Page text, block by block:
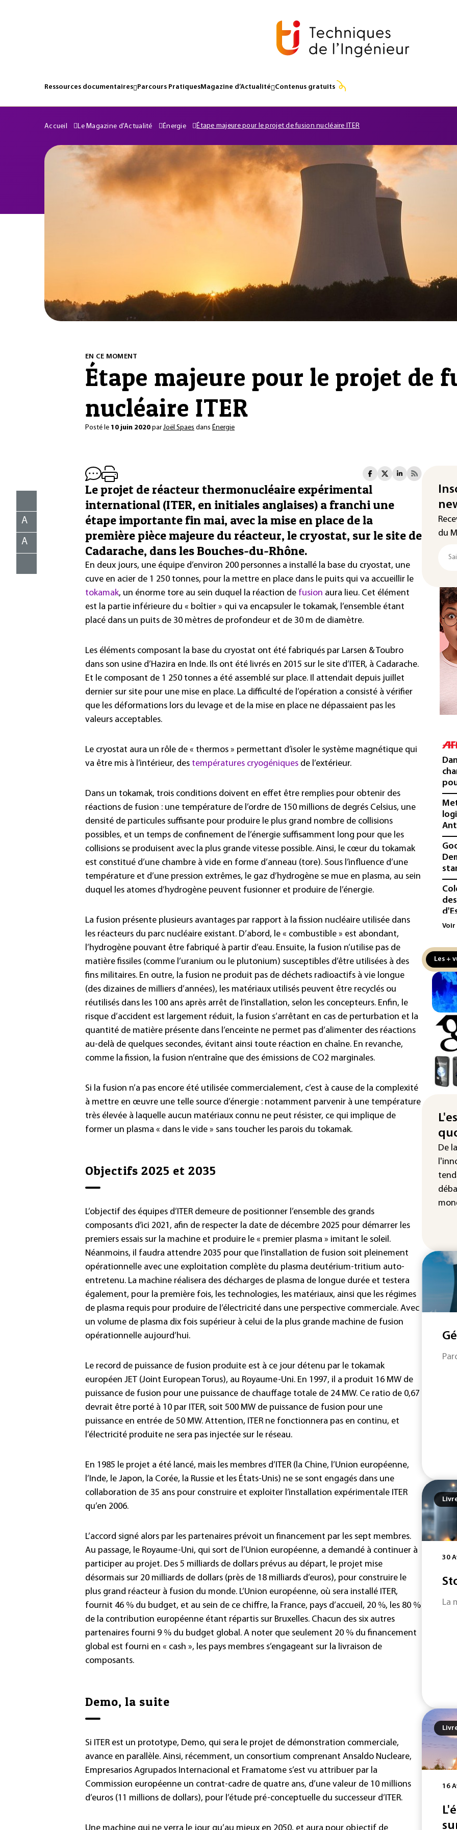
Ressources documentaires Parcours PratiquesMagazine d’Actualité Contenus gratuits
Accueil Le Magazine d'Actualité Énergie Étape majeure pour le projet de fusion nucléaire ITER
EN CE MOMENT
Étape majeure pour le projet de
nucléaire ITER
Posté le 10 juin 2020 parJoël Spaes dans Énergie
A
A
Le projet de réacteur thermonucléaire expérimental
international (ITER, en initiales anglaises) a franchi une
étape importante fin mai, avec la mise en place de la
première pièce majeure du réacteur, le cryostat, sur le site de
Cadarache, dans les Bouches-du-Rhône.
En deux jours, une équipe d’environ 200 personnes a installé la base du cryostat, une
cuve en acier de 1 250 tonnes, pour la mettre en place dans le puits qui va accueillir le
tokamak, un énorme tore au sein duquel la réaction de fusion aura lieu. Cet élément
est la partie inférieure du « boîtier » qui va encapsuler le tokamak, l’ensemble étant
placé dans un puits de 30 mètres de profondeur et de 30 m de diamètre.
Les éléments composant la base du cryostat ont été fabriqués par Larsen & Toubro
dans son usine d’Hazira en Inde. Ils ont été livrés en 2015 sur le site d’ITER, à Cadarache.
Et le composant de 1 250 tonnes a été assemblé sur place. Il attendait depuis juillet
dernier sur site pour une mise en place. La difficulté de l’opération a consisté à vérifier
que les déformations lors du levage et de la mise en place ne dépassaient pas les
valeurs acceptables.
Le cryostat aura un rôle de « thermos » permettant d’isoler le système magnétique qui
va être mis à l’intérieur, des températures cryogéniques de l’extérieur.
Dans un tokamak, trois conditions doivent en effet être remplies pour obtenir des
réactions de fusion : une température de l’ordre de 150 millions de degrés Celsius, une
densité de particules suffisante pour produire le plus grand nombre de collisions
possibles, et un temps de confinement de l’énergie suffisamment long pour que les
collisions se produisent avec la plus grande vitesse possible. Ainsi, le cœur du tokamak
est constitué d’une chambre à vide en forme d’anneau (tore). Sous l’influence d’une
température et d’une pression extrêmes, le gaz d’hydrogène se mue en plasma, au sein
duquel les atomes d’hydrogène peuvent fusionner et produire de l’énergie.
La fusion présente plusieurs avantages par rapport à la fission nucléaire utilisée dans
les réacteurs du parc nucléaire existant. D’abord, le « combustible » est abondant,
l’hydrogène pouvant être fabriqué à partir d’eau. Ensuite, la fusion n’utilise pas de
matière fissiles (comme l’uranium ou le plutonium) susceptibles d’être utilisées à des
fins militaires. En outre, la fusion ne produit pas de déchets radioactifs à vie longue
(des dizaines de milliers d’années), les matériaux utilisés peuvent être recyclés ou
réutilisés dans les 100 ans après arrêt de l’installation, selon les concepteurs. Enfin, le
risque d’accident est largement réduit, la fusion s’arrêtant en cas de perturbation et la
quantité de matière présente dans l’enceinte ne permet pas d’alimenter des réactions
au-delà de quelques secondes, évitant ainsi toute réaction en chaîne. En revanche,
comme la fission, la fusion n’entraîne que des émissions de CO2 marginales.
Si la fusion n’a pas encore été utilisée commercialement, c’est à cause de la complexité
à mettre en œuvre une telle source d’énergie : notamment parvenir à une température
très élevée à laquelle aucun matériaux connu ne peut résister, ce qui implique de
former un plasma « dans le vide » sans toucher les parois du tokamak.
Objectifs 2025 et 2035
L’objectif des équipes d’ITER demeure de positionner l’ensemble des grands
composants d’ici 2021, afin de respecter la date de décembre 2025 pour démarrer les
premiers essais sur la machine et produire le « premier plasma » imitant le soleil.
Néanmoins, il faudra attendre 2035 pour que l’installation de fusion soit pleinement
opérationnelle avec une exploitation complète du plasma deutérium-tritium auto-
entretenu. La machine réalisera des décharges de plasma de longue durée et testera
également, pour la première fois, les technologies, les matériaux, ainsi que les régimes
de plasma requis pour produire de l’électricité dans une perspective commerciale. Avec
un volume de plasma dix fois supérieur à celui de la plus grande machine de fusion
opérationnelle aujourd’hui.
Le record de puissance de fusion produite est à ce jour détenu par le tokamak
européen JET (Joint European Torus), au Royaume-Uni. En 1997, il a produit 16 MW de
puissance de fusion pour une puissance de chauffage totale de 24 MW. Ce ratio de 0,67
devrait être porté à 10 par ITER, soit 500 MW de puissance de fusion pour une
puissance en entrée de 50 MW. Attention, ITER ne fonctionnera pas en continu, et
l’électricité produite ne sera pas injectée sur le réseau.
En 1985 le projet a été lancé, mais les membres d’ITER (la Chine, l’Union européenne,
l’Inde, le Japon, la Corée, la Russie et les États-Unis) ne se sont engagés dans une
collaboration de 35 ans pour construire et exploiter l’installation expérimentale ITER
qu’en 2006.
L’accord signé alors par les partenaires prévoit un financement par les sept membres.
Au passage, le Royaume-Uni, qui sort de l’Union européenne, a demandé à continuer à
participer au projet. Des 5 milliards de dollars prévus au départ, le projet mise
désormais sur 20 milliards de dollars (près de 18 milliards d’euros), pour construire le
plus grand réacteur à fusion du monde. L’Union européenne, où sera installé ITER,
fournit 46 % du budget, et au sein de ce chiffre, la France, pays d’accueil, 20 %, les 80 %
de la contribution européenne étant répartis sur Bruxelles. Chacun des six autres
partenaires fourni 9 % du budget global. A noter que seulement 20 % du financement
global est fourni en « cash », les pays membres s’engageant sur la livraison de
composants.
Demo, la suite
Si ITER est un prototype, Demo, qui sera le projet de démonstration commerciale,
avance en parallèle. Ainsi, récemment, un consortium comprenant Ansaldo Nucleare,
Empresarios Agrupados Internacional et Framatome s’est vu attribuer par la
Commission européenne un contrat-cadre de quatre ans, d’une valeur de 10 millions
d’euros (11 millions de dollars), pour l’étude pré-conceptuelle du successeur d’ITER.
du
de
La
IA
Voir
Les +
De
30
La
16